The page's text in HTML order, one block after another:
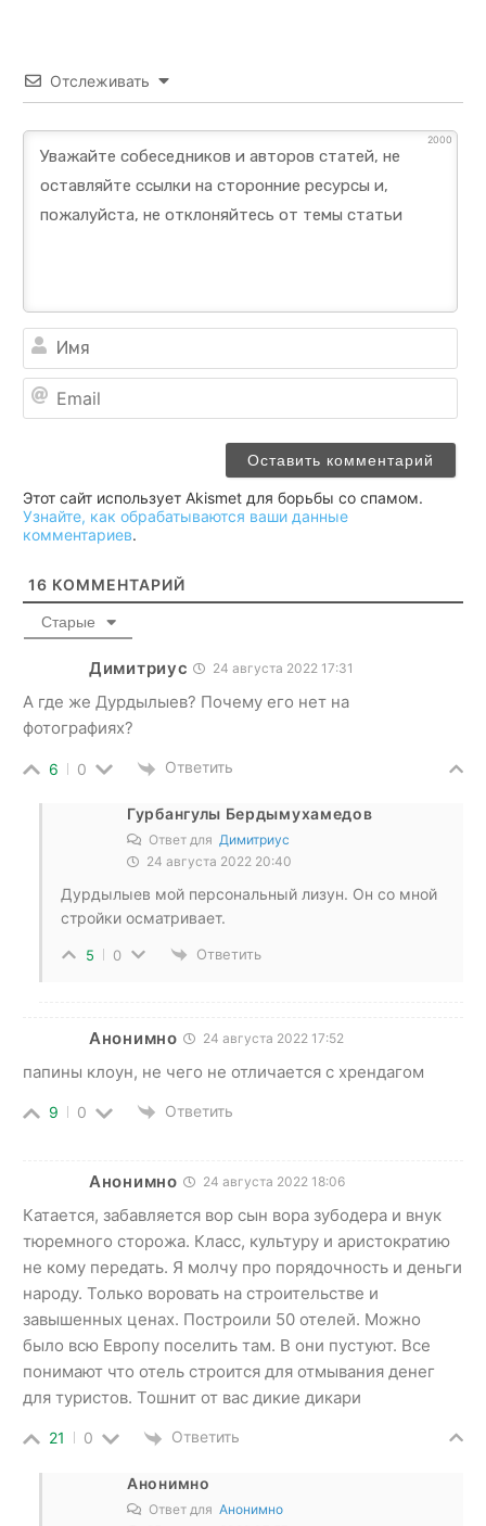
Отслеживать
2000
Этот сайт использует Akismet для борьбы со спамом.
Узнайте, как обрабатываются ваши данные
комментариев.
16 КОММЕНТАРИЙ
Старые
Димитриус 24 августа 2022 17:31
А где же Дурдылыев? Почему его нет на
фотографиях?
6 0 Ответить
Гурбангулы Бердымухамедов
Ответ для Димитриус
24 августа 2022 20:40
Дурдылыев мой персональный лизун. Он со мной
стройки осматривает.
5 0 Ответить
Анонимно 24 августа 2022 17:52
папины клоун, не чего не отличается с хрендагом
9 0 Ответить
Анонимно 24 августа 2022 18:06
Катается, забавляется вор сын вора зубодера и внук
тюремного сторожа. Класс, культуру и аристократию
не кому передать. Я молчу про порядочность и деньги
народу. Только воровать на строительстве и
завышенных ценах. Построили 50 отелей. Можно
было всю Европу поселить там. В они пустуют. Все
понимают что отель строится для отмывания денег
для туристов. Тошнит от вас дикие дикари
21 0 Ответить
Анонимно
Ответ для Анонимно